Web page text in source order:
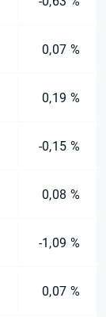
0,07 %
0,19 %
-0,15 %
0,08 %
-1,09 %
0,07 %